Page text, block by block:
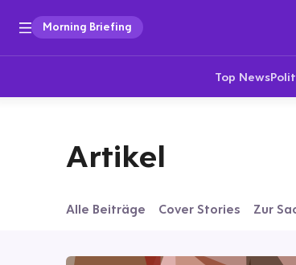
Morning Briefing
Top News
Artikel
Alle Beiträge Cover Stories Zur